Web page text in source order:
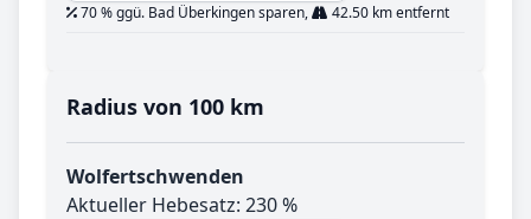
70 % ggü. Bad Überkingen sparen,
42.50 km entfernt
Radius von 100 km
Wolfertschwenden
Aktueller Hebesatz: 230 %